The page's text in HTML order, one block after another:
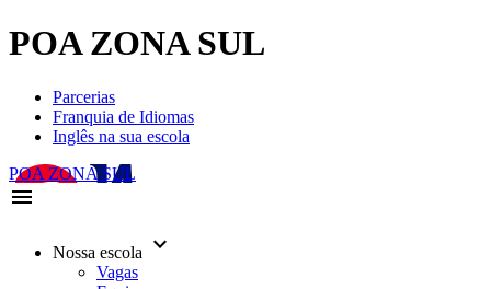
POA ZONA SUL
Parcerias
Franquia de Idiomas
Inglês na sua escola
POA ZONA SUL
menu
Nossa escola keyboard_arrow_down
Vagas